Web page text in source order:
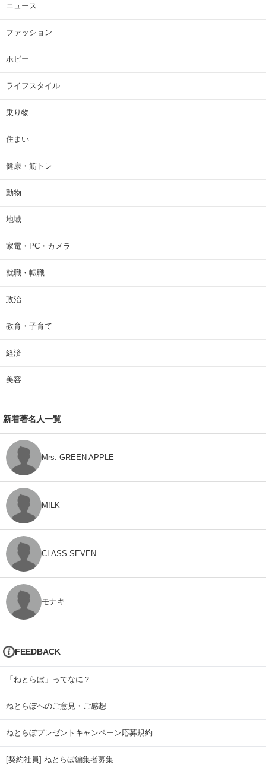
ニュース
ファッション
ホビー
ライフスタイル
乗り物
住まい
健康・筋トレ
動物
地域
家電・PC・カメラ
就職・転職
政治
教育・子育て
経済
美容
新着著名人一覧
Mrs. GREEN APPLE
M!LK
CLASS SEVEN
モナキ
FEEDBACK
「ねとらぼ」ってなに？
ねとらぼへのご意見・ご感想
ねとらぼプレゼントキャンペーン応募規約
[契約社員] ねとらぼ編集者募集